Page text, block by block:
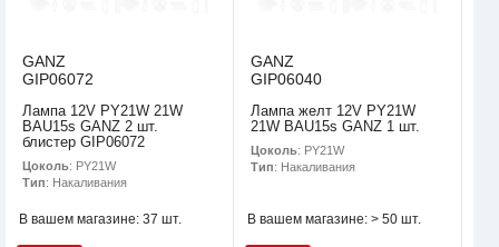
GANZ
GIP06072
Лампа 12V PY21W 21W
BAU15s GANZ 2 шт.
блистер GIP06072
Цоколь: PY21W
Тип: Накаливания
В вашем магазине: 37 шт.
GANZ
GIP06040
Лампа желт 12V PY21W
21W BAU15s GANZ 1 шт.
Цоколь: PY21W
Тип: Накаливания
В вашем магазине: > 50 шт.